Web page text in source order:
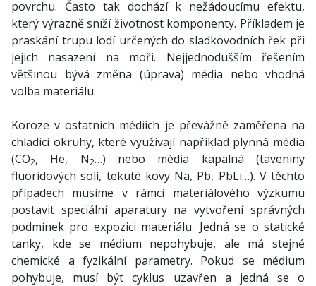
povrchu. Často tak dochází k nežádoucímu efektu,
který výrazně sníží životnost komponenty. Příkladem je
praskání trupu lodí určených do sladkovodních řek při
jejich nasazení na moři. Nejjednodušším řešením
většinou bývá změna (úprava) média nebo vhodná
volba materiálu.
Koroze v ostatních médiích je převážně zaměřena na
chladicí okruhy, které využívají například plynná média
(CO2, He, N2…) nebo média kapalná (taveniny
fluoridových solí, tekuté kovy Na, Pb, PbLi…). V těchto
případech musíme v rámci materiálového výzkumu
postavit speciální aparatury na vytvoření správných
podmínek pro expozici materiálu. Jedná se o statické
tanky, kde se médium nepohybuje, ale má stejné
chemické a fyzikální parametry. Pokud se médium
pohybuje, musí být cyklus uzavřen a jedná se o